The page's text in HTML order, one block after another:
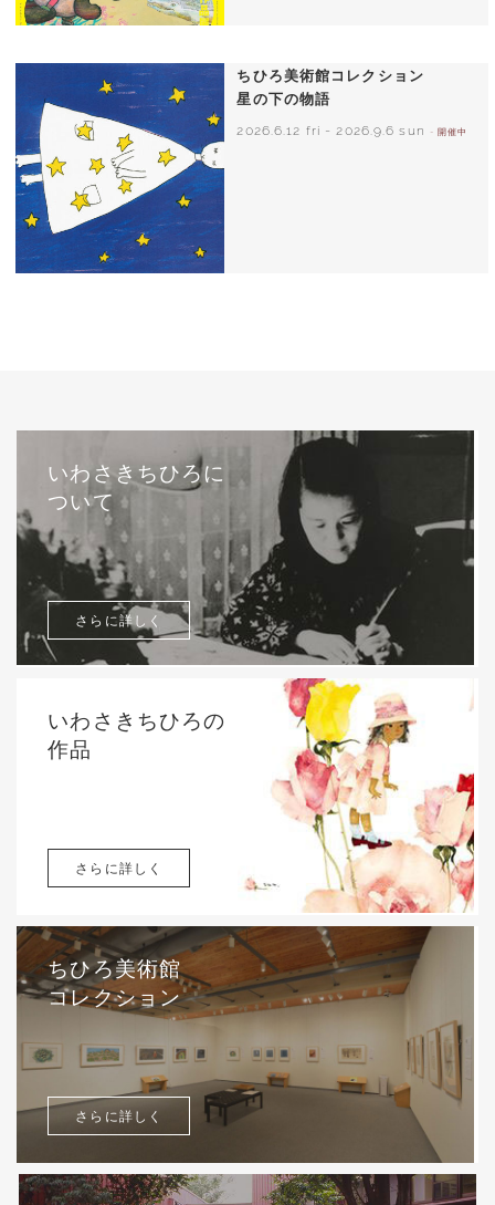
ちひろ美術館コレクション
星の下の物語
2026.6.12 fri -2026.9.6 sun - 開催中
いわさきちひろに
ついて
さらに詳しく
いわさきちひろの
作品
さらに詳しく
ちひろ美術館
コレクション
さらに詳しく